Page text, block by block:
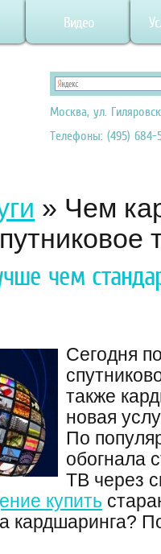
Видео
Москва, ул.
Телефоны: (495) 684-
» Чем
чем
Сегодня
также
новая
По
обогнала
ТВ через
купить
кардшаринга?